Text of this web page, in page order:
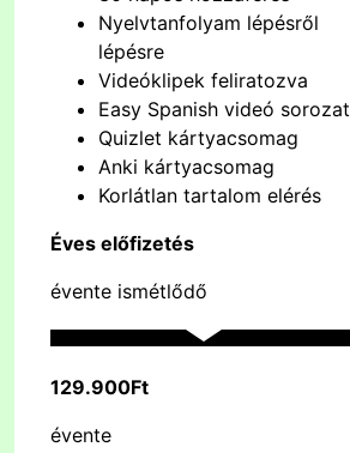
Nyelvtanfolyam lépésről
lépésre
Videóklipek feliratozva
Easy Spanish videó sorozat
Quizlet kártyacsomag
Anki kártyacsomag
Korlátlan tartalom elérés
Éves előfizetés
évente ismétlődő
129.900Ft
évente